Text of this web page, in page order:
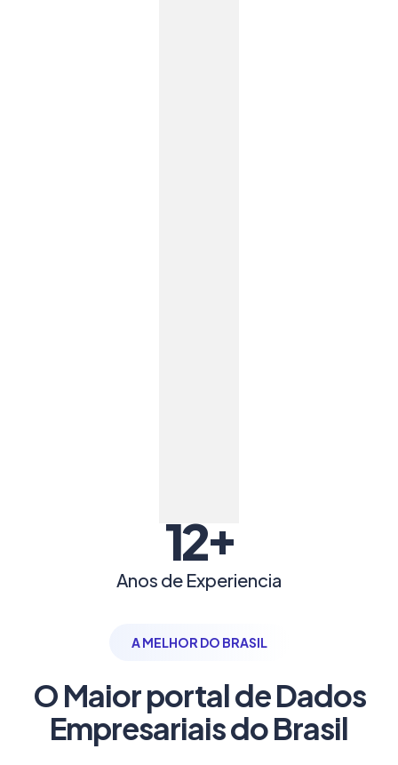
12+
Anos de Experiencia
A MELHOR DO BRASIL
O Maior portal de Dados
Empresariais do Brasil